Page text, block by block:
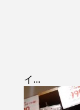
イ...